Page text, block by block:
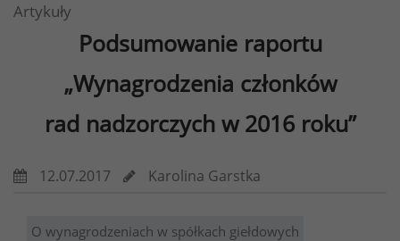
Artykuły
Podsumowanie raportu
„Wynagrodzenia członków
rad nadzorczych w 2016 roku”
12.07.2017 Karolina Garstka
O wynagrodzeniach w spółkach giełdowych